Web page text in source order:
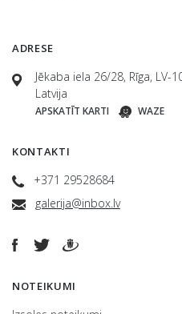
ADRESE
Jēkaba iela 26/28, Rīga, LV-
Latvija
APSKATĪT KARTI WAZE
KONTAKTI
+371 29528684
galerija@inbox.lv
NOTEIKUMI